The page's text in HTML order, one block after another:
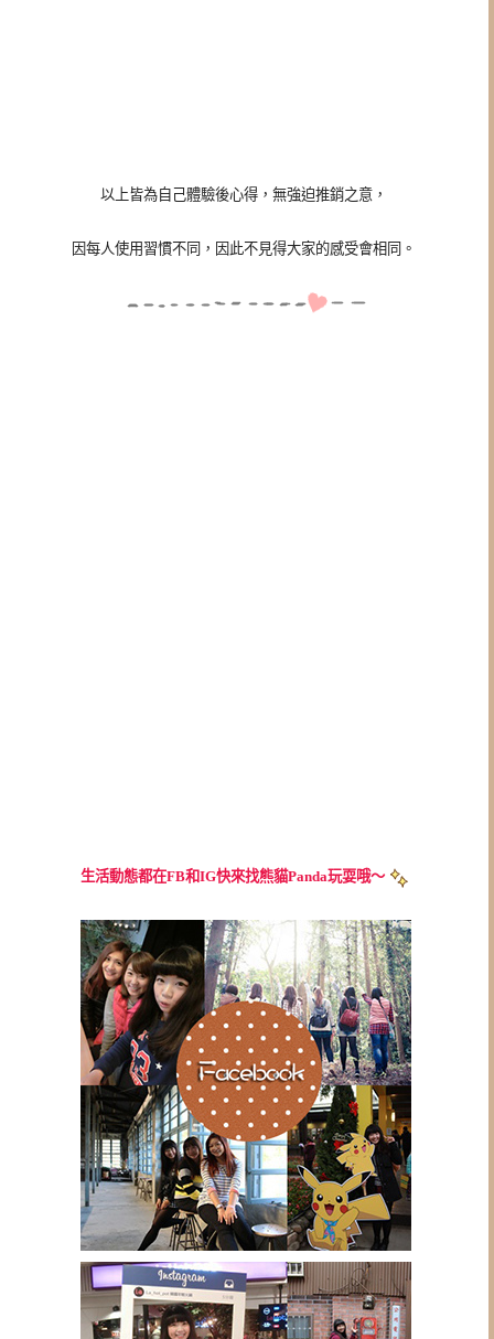
以上皆為自己體驗後心得，無強迫推銷之意，
因每人使用習慣不同，因此不見得大家的感受會相同。
生活動態都在FB和IG快來找熊貓Panda玩耍哦～